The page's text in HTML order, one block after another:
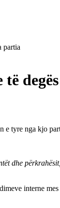
partia
e tyre nga kjo
dhe
interne